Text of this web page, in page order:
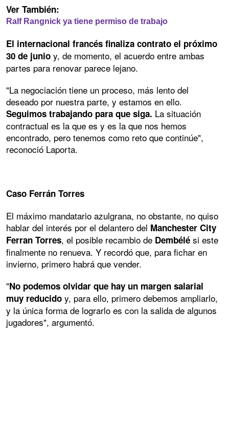
Ver También:
Ralf Rangnick ya tiene permiso de trabajo
El internacional francés finaliza contrato el próximo
30 de junio y, de momento, el acuerdo entre ambas
partes para renovar parece lejano.
"La negociación tiene un proceso, más lento del
deseado por nuestra parte, y estamos en ello.
Seguimos trabajando para que siga. La situación
contractual es la que es y es la que nos hemos
encontrado, pero tenemos como reto que continúe",
reconoció Laporta.
Caso Ferrán Torres
El máximo mandatario azulgrana, no obstante, no quiso
hablar del interés por el delantero del Manchester City
Ferran Torres, el posible recambio de Dembélé si este
finalmente no renueva. Y recordó que, para fichar en
invierno, primero habrá que vender.
"No podemos olvidar que hay un margen salarial
muy reducido y, para ello, primero debemos ampliarlo,
y la única forma de lograrlo es con la salida de algunos
jugadores", argumentó.